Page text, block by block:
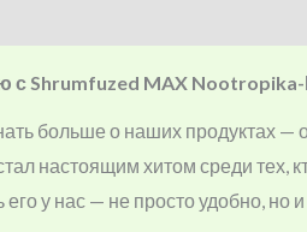
с Shrumfuzed MAX
больше о наших продуктах
настоящим хитом среди тех,
у нас — не просто удобно, но